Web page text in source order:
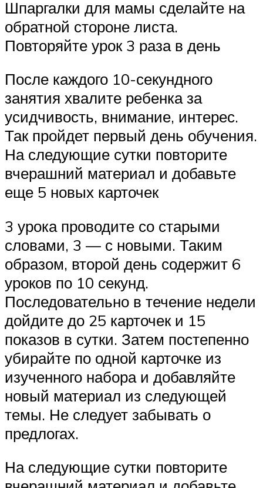
Шпаргалки для мамы сделайте на
обратной стороне листа.
Повторяйте урок 3 раза в день
После каждого 10-секундного
занятия хвалите ребенка за
усидчивость, внимание, интерес.
Так пройдет первый день обучения.
На следующие сутки повторите
вчерашний материал и добавьте
еще 5 новых карточек
3 урока проводите со старыми
словами, 3 — с новыми. Таким
образом, второй день содержит 6
уроков по 10 секунд.
Последовательно в течение недели
дойдите до 25 карточек и 15
показов в сутки. Затем постепенно
убирайте по одной карточке из
изученного набора и добавляйте
новый материал из следующей
темы. Не следует забывать о
предлогах.
На следующие сутки повторите